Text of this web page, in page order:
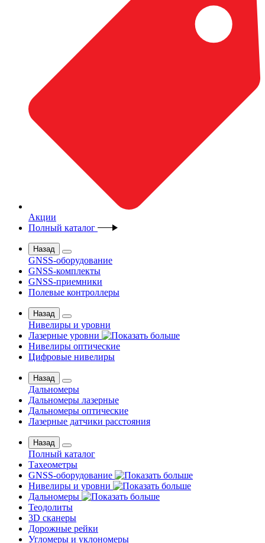
Акции
Полный каталог
Назад
GNSS-оборудование
GNSS-комплекты
GNSS-приемники
Полевые контроллеры
Назад
Нивелиры и уровни
Лазерные уровни
Нивелиры оптические
Цифровые нивелиры
Назад
Дальномеры
Дальномеры лазерные
Дальномеры оптические
Лазерные датчики расстояния
Назад
Полный каталог
Тахеометры
GNSS-оборудование
Нивелиры и уровни
Дальномеры
Теодолиты
3D сканеры
Дорожные рейки
Угломеры и уклономеры